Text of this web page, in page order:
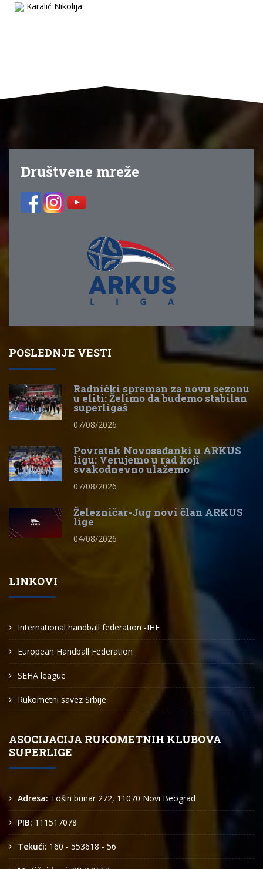
Karalić Nikolija
Društvene mreže
POSLEDNJE VESTI
Radnički spreman za novu sezonu
u eliti: Želimo da budemo stabilan
superligaš
07/08/2026
Povratak Novosađanki u ARKUS
ligu: Verujemo u rad koji
svakodnevno ulažemo
07/08/2026
Železničar-Jug novi član ARKUS
lige
04/08/2026
LINKOVI
International handball federation -IHF
European Handball Federation
SEHA league
Rukometni savez Srbije
ASOCIJACIJA RUKOMETNIH KLUBOVA
SUPERLIGE
Adresa: Tošin bunar 272, 11070 Novi Beograd
PIB: 111517078
Tekući: 160 - 553618 - 56